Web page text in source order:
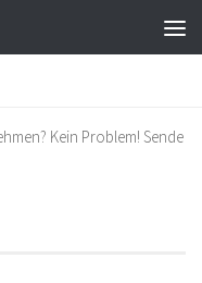
Kein Problem! Sende